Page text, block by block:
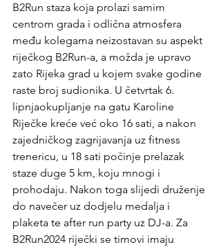
B2Run staza koja prolazi samim
centrom grada i odlična atmosfera
među kolegama neizostavan su aspekt
riječkog B2Run-a, a možda je upravo
zato Rijeka grad u kojem svake godine
raste broj sudionika. U četvrtak 6.
lipnjaokupljanje na gatu Karoline
Riječke kreće već oko 16 sati, a nakon
zajedničkog zagrijavanja uz fitness
trenericu, u 18 sati počinje prelazak
staze duge 5 km, koju mnogi i
prohodaju. Nakon toga slijedi druženje
do navečer uz dodjelu medalja i
plaketa te after run party uz DJ-a. Za
B2Run2024 riječki se timovi imaju